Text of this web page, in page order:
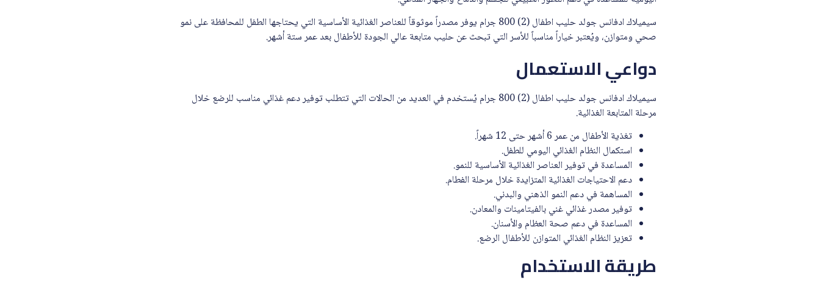
سيميلاك ادفانس جولد حليب اطفال (2) 800 جرام يوفر مصدراً موثوقاً للعناصر الغذائية الأساسية التي يحتاجها الطفل للمحافظة على نمو
صحي ومتوازن، ويُعتبر خياراً مناسباً للأسر التي تبحث عن حليب متابعة عالي الجودة للأطفال بعد عمر ستة أشهر.
دواعي الاستعمال
سيميلاك ادفانس جولد حليب اطفال (2) 800 جرام يُستخدم في العديد من الحالات التي تتطلب توفير دعم غذائي مناسب للرضع خلال
مرحلة المتابعة الغذائية.
تغذية الأطفال من عمر 6 أشهر حتى 12 شهراً.
استكمال النظام الغذائي اليومي للطفل.
المساعدة في توفير العناصر الغذائية الأساسية للنمو.
دعم الاحتياجات الغذائية المتزايدة خلال مرحلة الفطام.
المساهمة في دعم النمو الذهني والبدني.
توفير مصدر غذائي غني بالفيتامينات والمعادن.
المساعدة في دعم صحة العظام والأسنان.
تعزيز النظام الغذائي المتوازن للأطفال الرضع.
طريقة الاستخدام